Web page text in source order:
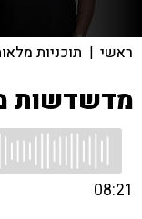
ראשי | תוכניות
מדשדשות
08:21